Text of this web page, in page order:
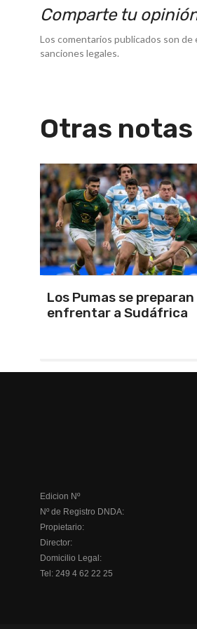
Comparte tu
Los comentarios publicados son
sanciones legales.
Otras notas
Herrera, el árbitro para
Lorenzo-Huracán
Edicion Nº
Nº de Registro DNDA:
Propietario:
Director:
Domicilio Legal:
Tel: 249 4 62 22 25